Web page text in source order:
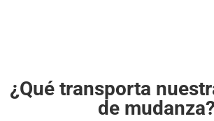
¿Qué transporta
de mudanza?